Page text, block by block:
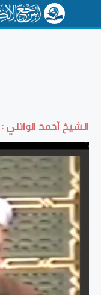
الشيخ أحمد الوائلي :